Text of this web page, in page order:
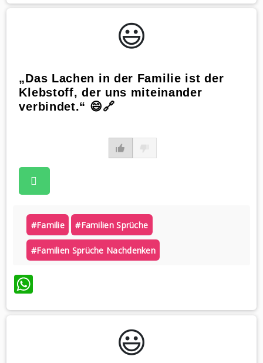
😃️
„Das Lachen in der Familie ist der
Klebstoff, der uns miteinander
verbindet.“ 😄🔗
#familie #familien Sprüche
#familien Sprüche Nachdenken
WhatsApp
😃️